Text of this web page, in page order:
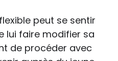
peut se sentir
lui faire modifier sa
de procéder avec